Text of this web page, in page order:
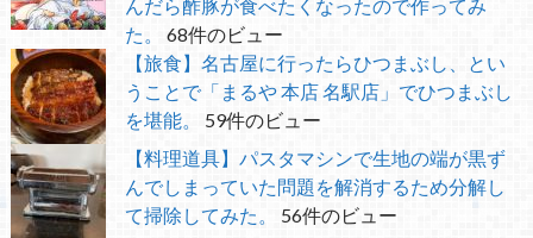
んだら酢豚が食べたくなったので作ってみ
た。
68件のビュー
【旅食】名古屋に行ったらひつまぶし、とい
うことで「まるや 本店 名駅店」でひつまぶし
を堪能。
59件のビュー
【料理道具】パスタマシンで生地の端が黒ず
んでしまっていた問題を解消するため分解し
て掃除してみた。
56件のビュー